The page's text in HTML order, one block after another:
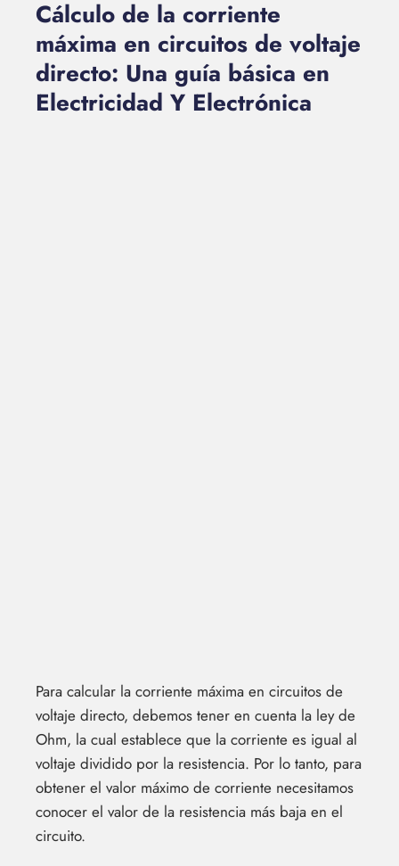
Cálculo de la corriente
máxima en circuitos de voltaje
directo: Una guía básica en
Electricidad Y Electrónica
Para calcular la corriente máxima en circuitos de
voltaje directo, debemos tener en cuenta la ley de
Ohm, la cual establece que la corriente es igual al
voltaje dividido por la resistencia. Por lo tanto, para
obtener el valor máximo de corriente necesitamos
conocer el valor de la resistencia más baja en el
circuito.